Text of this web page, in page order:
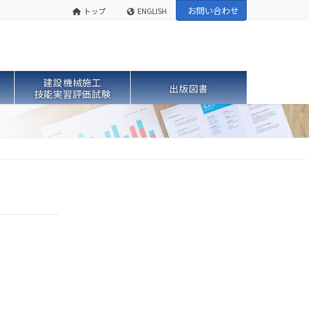
トップ ENGLISH お問い合わせ
建設機械施工
技能実習評価試験
出版図書